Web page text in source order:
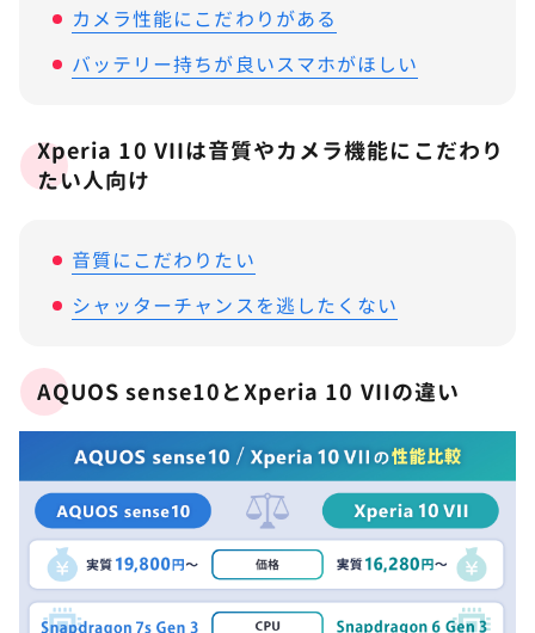
カメラ性能にこだわりがある
バッテリー持ちが良いスマホがほしい
Xperia 10 VIIは音質やカメラ機能にこだわり
たい人向け
音質にこだわりたい
シャッターチャンスを逃したくない
AQUOS sense10とXperia 10 VIIの違い